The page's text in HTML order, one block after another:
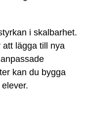
i skalbarhet.
lägga till nya
kan du bygga